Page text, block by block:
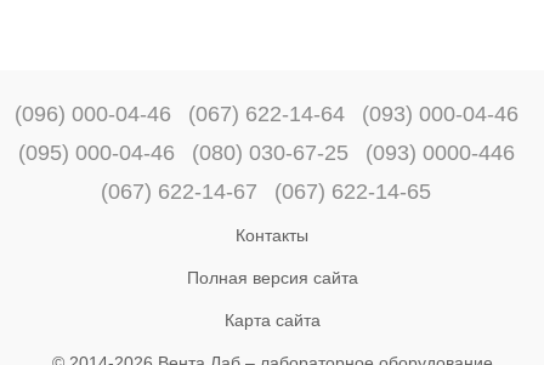
(096) 000-04-46 (067) 622-14-64
(093) 000-04-46
(095) 000-04-46
(080) 030-67-25
(093) 0000-446
(067) 622-14-67
(067) 622-14-65
Контакты
Полная версия сайта
Карта сайта